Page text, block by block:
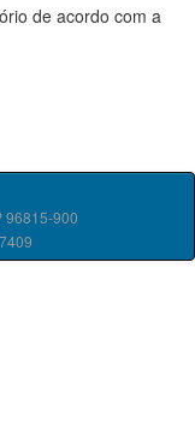
de acordo com a
96815-900